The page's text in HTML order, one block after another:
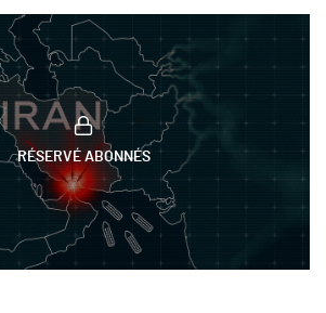
RÉSERVÉ ABONNÉS